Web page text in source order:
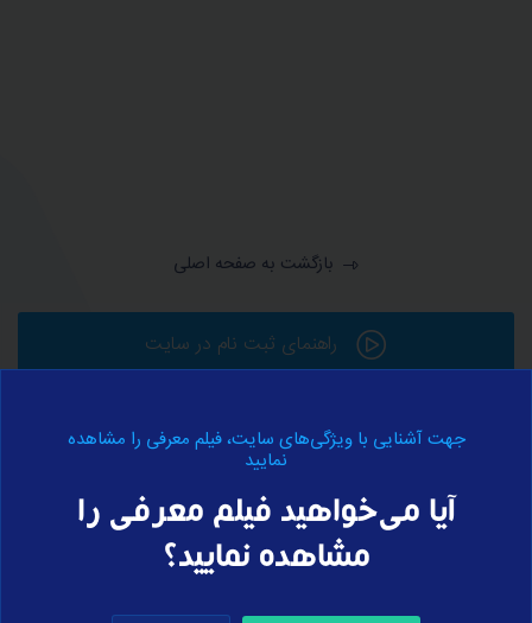
بازگشت به صفحه اصلی
راهنمای ثبت نام در سایت
ورود به حساب کاربری
جهت آشنایی با ویژگی‌های سایت، فیلم معرفی را مشاهده
نمایید
آیا می‌خواهید فیلم معرفی را
مشاهده نمایید؟